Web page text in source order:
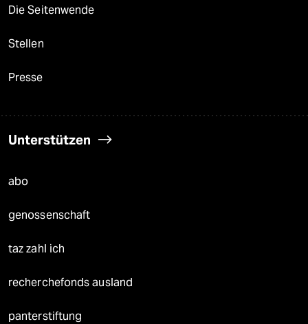
Die Seitenwende
Stellen
Presse
Unterstützen
abo
genossenschaft
taz zahl ich
recherchefonds ausland
panterstiftung